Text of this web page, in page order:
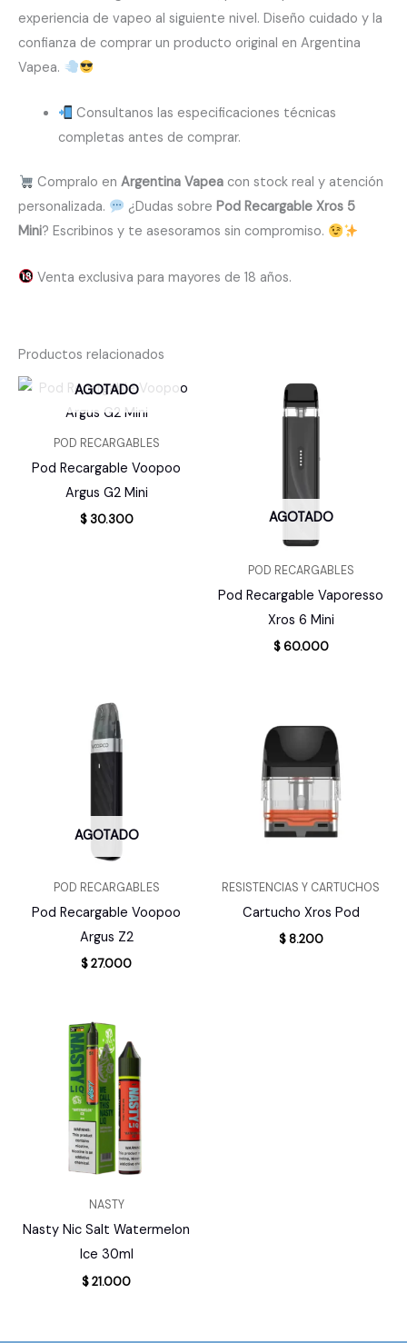
experiencia de vapeo al siguiente nivel. Diseño cuidado y la
confianza de comprar un producto original en Argentina
Vapea.
Consultanos las especificaciones técnicas
completas antes de comprar.
Compralo en Argentina Vapeacon stock real y atención
personalizada.
¿Dudas sobre Pod Recargable Xros 5
Mini? Escribinos y te asesoramos sin compromiso.
Venta exclusiva para mayores de 18 años.
Productos relacionados
AGOTADO
POD RECARGABLES
Pod Recargable Voopoo
Argus G2 Mini
$30.300 AGOTADO
POD RECARGABLES
Pod Recargable Vaporesso
Xros 6 Mini
$60.000
AGOTADO
POD RECARGABLES
Pod Recargable Voopoo
Argus Z2
$27.000
RESISTENCIAS Y CARTUCHOS
Cartucho Xros Pod
$8.200
NASTY
Nasty Nic Salt Watermelon
Ice 30ml
$21.000